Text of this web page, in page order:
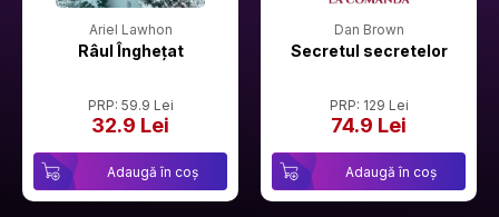
Ariel Lawhon
Râul Înghețat
PRP: 59.9 Lei
32.9 Lei
Adaugă în coș
Dan Brown
Secretul secretelor
PRP: 129 Lei
74.9 Lei
Adaugă în coș